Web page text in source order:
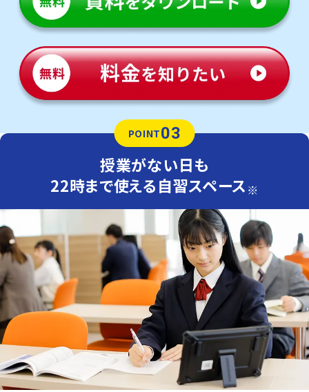
POINT03
授業がない日も
22時まで使える自習スペース ※